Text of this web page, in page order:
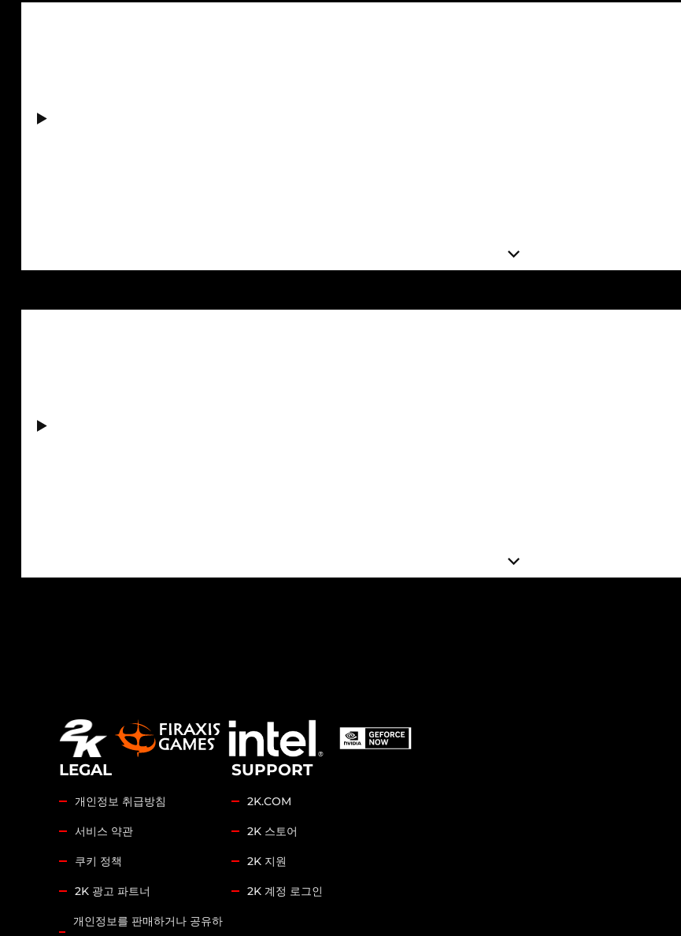
LEGAL
개인정보 취급방침
서비스 약관
쿠키 정책
2K 광고 파트너
개인정보를 판매하거나 공유하
SUPPORT
2K.COM
2K 스토어
2K 지원
2K 계정 로그인